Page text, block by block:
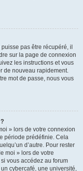
pas être récupéré, il
sur la page de connexion
les instructions et vous
de nouveau rapidement.
mot de passe, nous vous
» lors de votre connexion
période prédéfinie. Cela
d’autre. Pour rester
moi » lors de votre
vous accédez au forum
cybercafé, une université,